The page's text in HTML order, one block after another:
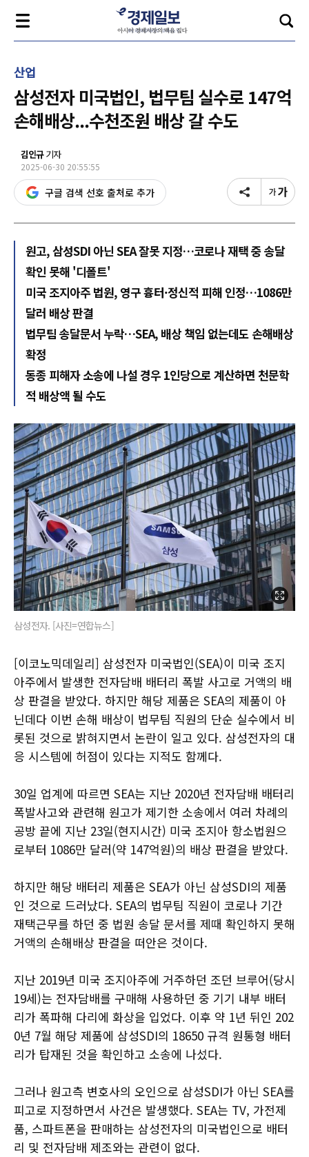
산업
삼성전자 미국법인, 법무팀 실수로 147억
손해배상...수천조원 배상 갈 수도
김인규기자
2025-06-30 20:55:55
구글 검색 선호 출처로 추가
원고, 삼성SDI 아닌 SEA 잘못 지정…코로나 재택 중 송달
확인 못해 '디폴트'
미국 조지아주 법원, 영구 흉터·정신적 피해 인정…1086만
달러 배상 판결
법무팀 송달문서 누락…SEA, 배상 책임 없는데도 손해배상
확정
동종 피해자 소송에 나설 경우 1인당으로 계산하면 천문학
적 배상액 될 수도
삼성전자. [사진=연합뉴스]
[이코노믹데일리] 삼성전자 미국법인(SEA)이 미국 조지
아주에서 발생한 전자담배 배터리 폭발 사고로 거액의 배
상 판결을 받았다. 하지만 해당 제품은 SEA의 제품이 아
닌데다 이번 손해 배상이 법무팀 직원의 단순 실수에서 비
롯된 것으로 밝혀지면서 논란이 일고 있다. 삼성전자의 대
응 시스템에 허점이 있다는 지적도 함께다.
30일 업계에 따르면 SEA는 지난 2020년 전자담배 배터리
폭발사고와 관련해 원고가 제기한 소송에서 여러 차례의
공방 끝에 지난 23일(현지시간) 미국 조지아 항소법원으
로부터 1086만 달러(약 147억원)의 배상 판결을 받았다.
하지만 해당 배터리 제품은 SEA가 아닌 삼성SDI의 제품
인 것으로 드러났다. SEA의 법무팀 직원이 코로나 기간
재택근무를 하던 중 법원 송달 문서를 제때 확인하지 못해
거액의 손해배상 판결을 떠안은 것이다.
지난 2019년 미국 조지아주에 거주하던 조던 브루어(당시
19세)는 전자담배를 구매해 사용하던 중 기기 내부 배터
리가 폭파해 다리에 화상을 입었다. 이후 약 1년 뒤인 202
0년 7월 해당 제품에 삼성SDI의 18650 규격 원통형 배터
리가 탑재된 것을 확인하고 소송에 나섰다.
그러나 원고측 변호사의 오인으로 삼성SDI가 아닌 SEA를
피고로 지정하면서 사건은 발생했다. SEA는 TV, 가전제
품, 스파트폰을 판매하는 삼성전자의 미국법인으로 배터
리 및 전자담배 제조와는 관련이 없다.